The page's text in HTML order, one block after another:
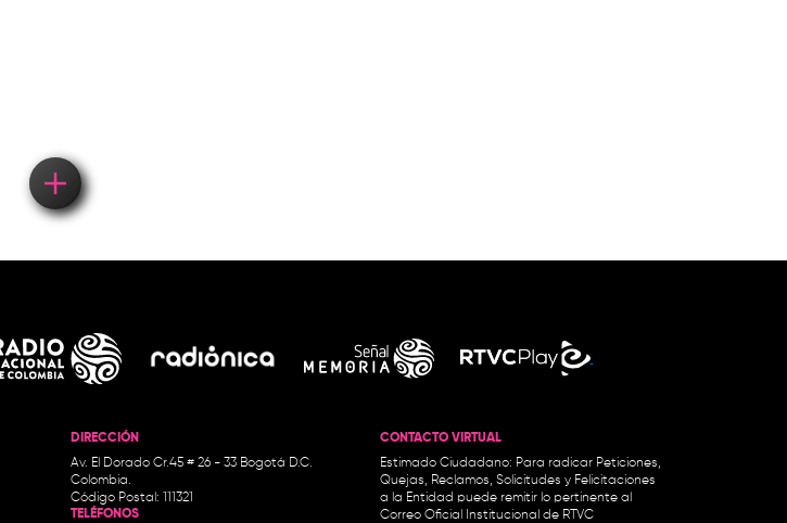
DIRECCIÓN
Av. El Dorado Cr.45 # 26 - 33 Bogotá D.C.
Colombia.
Código Postal: 111321
TELÉFONOS
CONTACTO VIRTUAL
Estimado Ciudadano: Para radicar Peticiones,
Quejas, Reclamos, Solicitudes y Felicitaciones
a la Entidad puede remitir lo pertinente al
Correo Oficial Institucional de RTVC